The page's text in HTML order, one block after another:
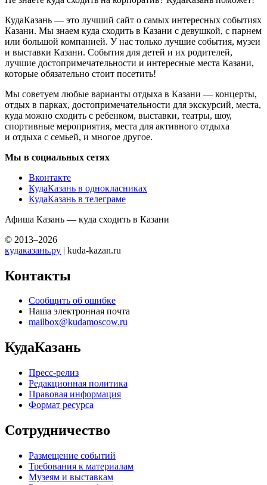
КудаКазань — это лучший сайт о самых интересных событиях
Казани. Мы знаем куда сходить в Казани с девушкой, с парнем
или большой компанией. У нас только лучшие события, музеи
и выставки Казани. События для детей и их родителей,
лучшие достопримечательности и интересные места Казани,
которые обязательно стоит посетить!
Мы советуем любые варианты отдыха в Казани — концерты,
отдых в парках, достопримечательности для экскурсий, места,
куда можно сходить с ребенком, выставки, театры, шоу,
спортивные мероприятия, места для активного отдыха
и отдыха с семьей, и многое другое.
Мы в социальных сетях
Вконтакте
КудаКазань в однокласниках
КудаКазань в телеграме
Афиша Казань — куда сходить в Казани
© 2013–2026
кудаказань.ру | kuda-kazan.ru
Контакты
Сообщить об ошибке
Наша электронная почта
mailbox@kudamoscow.ru
КудаКазань
Пресс-релиз
Редакционная политика
Правовая информация
Формат ресурса
Сотрудничество
Размещение событий
Требования к материалам
Музеям и выставкам